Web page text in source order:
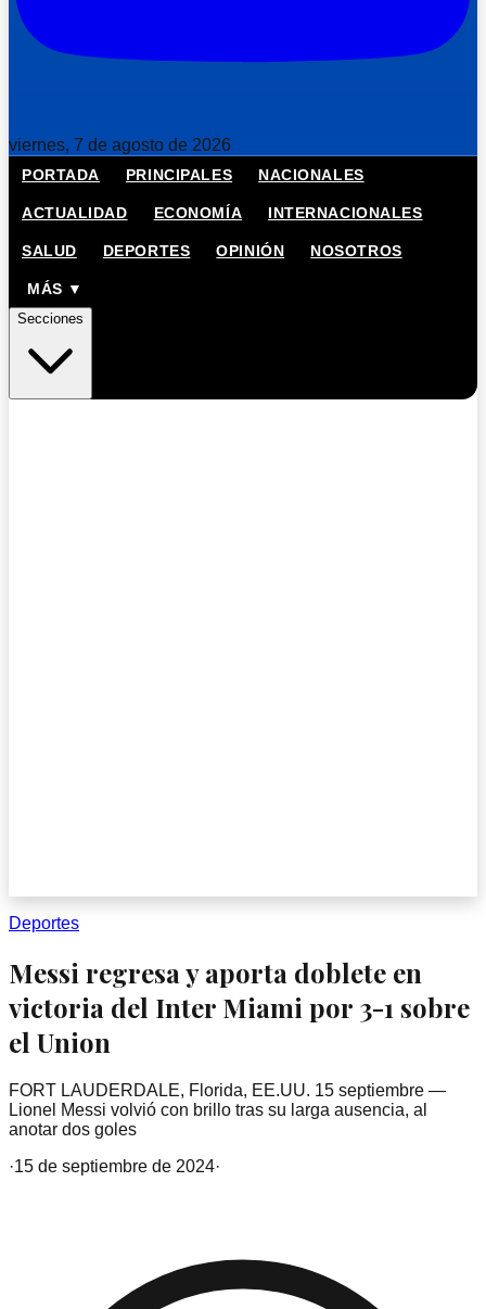
viernes, 7 de agosto de 2026
PORTADA PRINCIPALES NACIONALES
ACTUALIDAD ECONOMÍA INTERNACIONALES
SALUD DEPORTES OPINIÓN NOSOTROS
MÁS ▼
Secciones
Deportes
Messi regresa y aporta doblete en
victoria del Inter Miami por 3-1 sobre
el Union
FORT LAUDERDALE, Florida, EE.UU. 15 septiembre —
Lionel Messi volvió con brillo tras su larga ausencia, al
anotar dos goles
·15 de septiembre de 2024·